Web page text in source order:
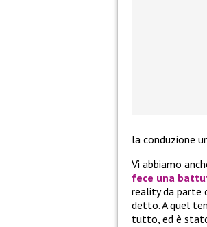
la conduzione
Vi abbiamo
fece una
reality da parte
detto. A quel
tutto, ed è